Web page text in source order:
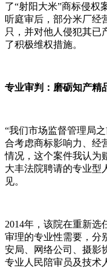
了“射阳大米”商标侵权
听庭审后，部分米厂经
只，并对他人侵犯其已
了积极维权措施。
专业审判：磨砺知产精
“我们市场监督管理局
合考虑商标影响力、经
情况，这个案件我认为
大丰法院聘请的专业型
见。
2014年，该院在重新
审理的专业性需要，分
安局、网络公司、摄影
专业人民陪审员及技术